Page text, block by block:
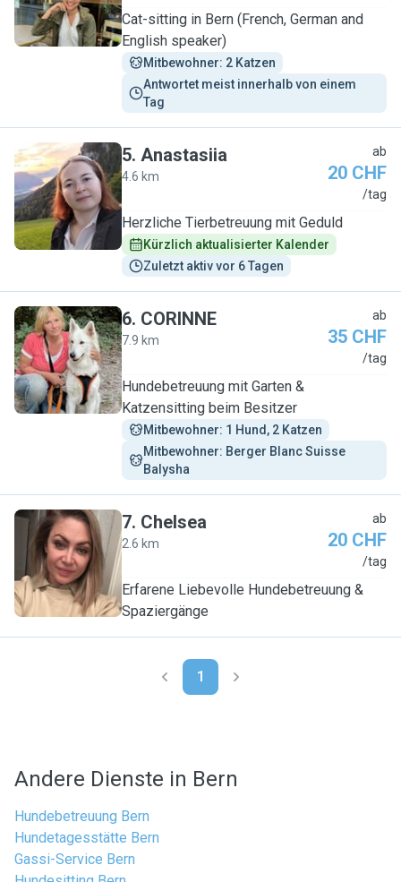
Cat-sitting in Bern (French, German and
English speaker)
Mitbewohner: 2 Katzen
Antwortet meist innerhalb von einem
Tag
A
5. Anastasiia
4.6 km
ab
20 CHF
/tag
Herzliche Tierbetreuung mit Geduld
Kürzlich aktualisierter Kalender
Zuletzt aktiv vor 6 Tagen
C
6. CORINNE
7.9 km
ab
35 CHF
/tag
Hundebetreuung mit Garten &
Katzensitting beim Besitzer
Mitbewohner: 1 Hund, 2 Katzen
Mitbewohner: Berger Blanc Suisse
Balysha
C
7. Chelsea
2.6 km
ab
20 CHF
/tag
Erfarene Liebevolle Hundebetreuung &
Spaziergänge
1
Andere Dienste in Bern
Hundebetreuung Bern
Hundetagesstätte Bern
Gassi-Service Bern